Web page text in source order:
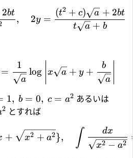
2bt
, 2y =
t a + b
(t2 + c) a + 2bt
=
a
1
log x a + y +
a
b
1, b = 0, c = a2 あるいは
2 とすれば
+ x2 + a2}, ∫ x2 − a2
dx